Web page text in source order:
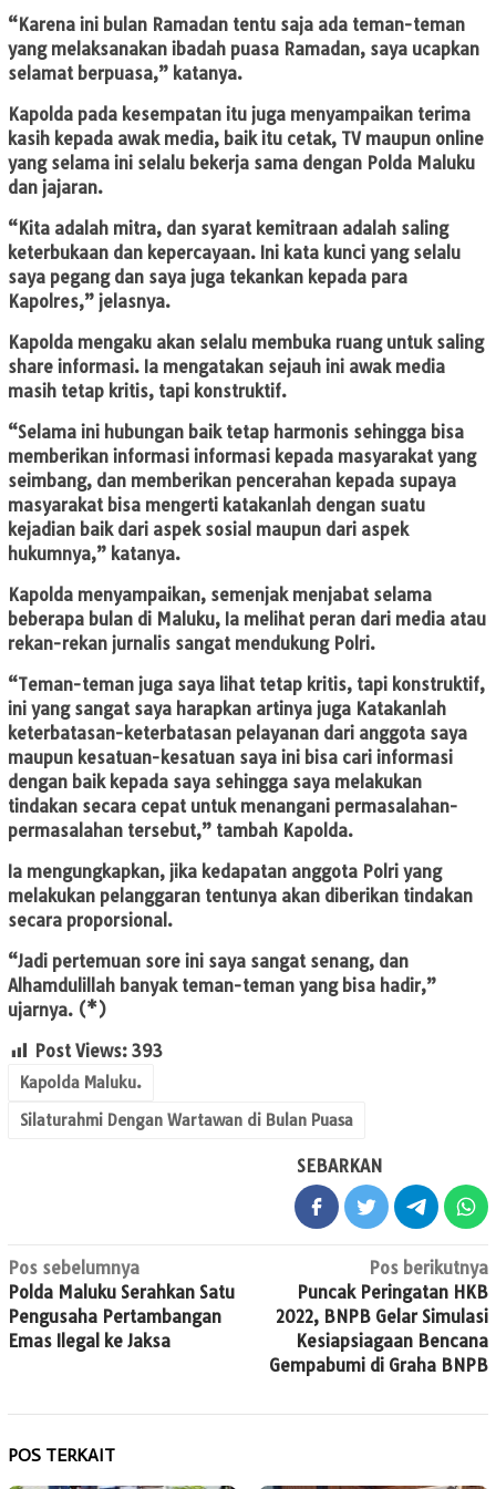
“Karena ini bulan Ramadan tentu saja ada teman-teman
yang melaksanakan ibadah puasa Ramadan, saya ucapkan
selamat berpuasa,” katanya.
Kapolda pada kesempatan itu juga menyampaikan terima
kasih kepada awak media, baik itu cetak, TV maupun online
yang selama ini selalu bekerja sama dengan Polda Maluku
dan jajaran.
“Kita adalah mitra, dan syarat kemitraan adalah saling
keterbukaan dan kepercayaan. Ini kata kunci yang selalu
saya pegang dan saya juga tekankan kepada para
Kapolres,” jelasnya.
Kapolda mengaku akan selalu membuka ruang untuk saling
share informasi. Ia mengatakan sejauh ini awak media
masih tetap kritis, tapi konstruktif.
“Selama ini hubungan baik tetap harmonis sehingga bisa
memberikan informasi informasi kepada masyarakat yang
seimbang, dan memberikan pencerahan kepada supaya
masyarakat bisa mengerti katakanlah dengan suatu
kejadian baik dari aspek sosial maupun dari aspek
hukumnya,” katanya.
Kapolda menyampaikan, semenjak menjabat selama
beberapa bulan di Maluku, Ia melihat peran dari media atau
rekan-rekan jurnalis sangat mendukung Polri.
“Teman-teman juga saya lihat tetap kritis, tapi konstruktif,
ini yang sangat saya harapkan artinya juga Katakanlah
keterbatasan-keterbatasan pelayanan dari anggota saya
maupun kesatuan-kesatuan saya ini bisa cari informasi
dengan baik kepada saya sehingga saya melakukan
tindakan secara cepat untuk menangani permasalahan-
permasalahan tersebut,” tambah Kapolda.
Ia mengungkapkan, jika kedapatan anggota Polri yang
melakukan pelanggaran tentunya akan diberikan tindakan
secara proporsional.
“Jadi pertemuan sore ini saya sangat senang, dan
Alhamdulillah banyak teman-teman yang bisa hadir,”
ujarnya. (*)
Post Views: 393
Kapolda Maluku.
Silaturahmi Dengan Wartawan di Bulan Puasa
SEBARKAN
Navigasi
pos
Pos sebelumnya
Polda Maluku Serahkan Satu
Pengusaha Pertambangan
Emas Ilegal ke Jaksa
Pos berikutnya
Puncak Peringatan HKB
2022, BNPB Gelar Simulasi
Kesiapsiagaan Bencana
Gempabumi di Graha BNPB
POS TERKAIT